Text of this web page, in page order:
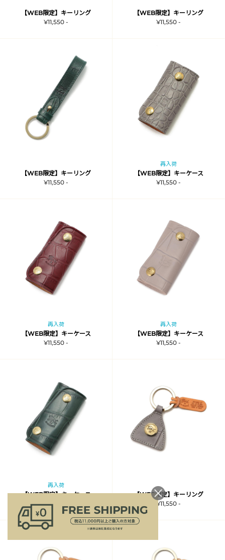
【WEB限定】キーリング
¥11,550 -
【WEB限定】キーリング
¥11,550 -
【WEB限定】キーリング
¥11,550 -
再入荷
【WEB限定】キーケース
¥11,550 -
再入荷
【WEB限定】キーケース
¥11,550 -
再入荷
【WEB限定】キーケース
¥11,550 -
再入荷
【WEB限定】キーケース
¥11,550 -
【WEB限定】キーリング
¥11,550 -